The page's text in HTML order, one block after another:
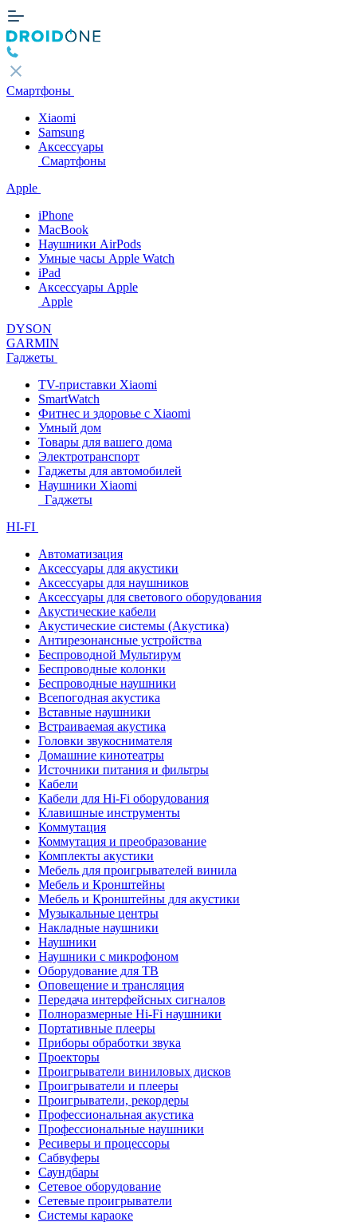
Смартфоны
Xiaomi
Samsung
Аксессуары
Смартфоны
Apple
iPhone
MacBook
Наушники AirPods
Умные часы Apple Watch
iPad
Аксессуары Apple
Apple
DYSON
GARMIN
Гаджеты
TV-приставки Xiaomi
SmartWatch
Фитнес и здоровье с Xiaomi
Умный дом
Товары для вашего дома
Электротранспорт
Гаджеты для автомобилей
Наушники Xiaomi
Гаджеты
HI-FI
Автоматизация
Аксессуары для акустики
Аксессуары для наушников
Аксессуары для светового оборудования
Акустические кабели
Акустические системы (Акустика)
Антирезонансные устройства
Беспроводной Мультирум
Беспроводные колонки
Беспроводные наушники
Всепогодная акустика
Вставные наушники
Встраиваемая акустика
Головки звукоснимателя
Домашние кинотеатры
Источники питания и фильтры
Кабели
Кабели для Hi-Fi оборудования
Клавишные инструменты
Коммутация
Коммутация и преобразование
Комплекты акустики
Мебель для проигрывателей винила
Мебель и Кронштейны
Мебель и Кронштейны для акустики
Музыкальные центры
Накладные наушники
Наушники
Наушники с микрофоном
Оборудование для ТВ
Оповещение и трансляция
Передача интерфейсных сигналов
Полноразмерные Hi-Fi наушники
Портативные плееры
Приборы обработки звука
Проекторы
Проигрыватели виниловых дисков
Проигрыватели и плееры
Проигрыватели, рекордеры
Профессиональная акустика
Профессиональные наушники
Ресиверы и процессоры
Сабвуферы
Саундбары
Сетевое оборудование
Сетевые проигрыватели
Системы караоке